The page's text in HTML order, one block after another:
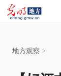
地方观察 >